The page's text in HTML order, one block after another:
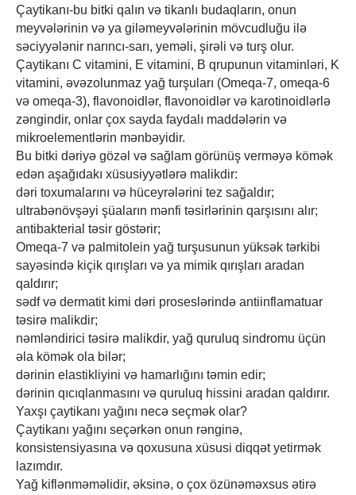
Çaytikanı-bu bitki qalın və tikanlı budaqların, onun
meyvələrinin və ya giləmeyvələrinin mövcudluğu ilə
səciyyələnir narıncı-sarı, yeməli, şirəli və turş olur.
Çaytikanı C vitamini, E vitamini, B qrupunun vitaminləri, K
vitamini, əvəzolunmaz yağ turşuları (Omeqa-7, omeqa-6
və omeqa-3), flavonoidlər, flavonoidlər və karotinoidlərlə
zəngindir, onlar çox sayda faydalı maddələrin və
mikroelementlərin mənbəyidir.
Bu bitki dəriyə gözəl və sağlam görünüş verməyə kömək
edən aşağıdakı xüsusiyyətlərə malikdir:
dəri toxumalarını və hüceyrələrini tez sağaldır;
ultrabənövşəyi şüaların mənfi təsirlərinin qarşısını alır;
antibakterial təsir göstərir;
Omeqa-7 və palmitolein yağ turşusunun yüksək tərkibi
sayəsində kiçik qırışları və ya mimik qırışları aradan
qaldırır;
sədf və dermatit kimi dəri proseslərində antiinflamatuar
təsirə malikdir;
nəmləndirici təsirə malikdir, yağ quruluq sindromu üçün
əla kömək ola bilər;
dərinin elastikliyini və hamarlığını təmin edir;
dərinin qıcıqlanmasını və quruluq hissini aradan qaldırır.
Yaxşı çaytikanı yağını necə seçmək olar?
Çaytikanı yağını seçərkən onun rənginə,
konsistensiyasına və qoxusuna xüsusi diqqət yetirmək
lazımdır.
Yağ kiflənməməlidir, əksinə, o çox özünəməxsus ətirə